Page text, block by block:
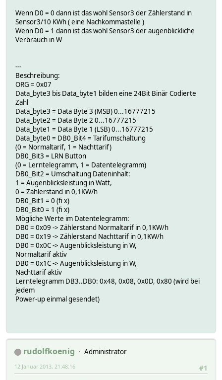
Wenn D0 = 0 dann ist das wohl Sensor3 der Zählerstand in
Sensor3/10 KWh ( eine Nachkommastelle )
Wenn D0 = 1 dann ist das wohl Sensor3 der augenblickliche
Verbrauch in W
---
Beschreibung:
ORG = 0x07
Data_byte3 bis Data_byte1 bilden eine 24Bit Binär Codierte
Zahl
Data_byte3 = Data Byte 3 (MSB) 0...16777215
Data_byte2 = Data Byte 2 0...16777215
Data_byte1 = Data Byte 1 (LSB) 0...16777215
Data_byte0 = DB0_Bit4 = Tarifumschaltung
(0 = Normaltarif, 1 = Nachttarif)
DB0_Bit3 = LRN Button
(0 = Lerntelegramm, 1 = Datentelegramm)
DB0_Bit2 = Umschaltung Dateninhalt:
1 = Augenblicksleistung in Watt,
0 = Zählerstand in 0,1KW/h
DB0_Bit1 = 0 (fi x)
DB0_Bit0 = 1 (fi x)
Mögliche Werte im Datentelegramm:
DB0 = 0x09 -> Zählerstand Normaltarif in 0,1KW/h
DB0 = 0x19 -> Zählerstand Nachttarif in 0,1KW/h
DB0 = 0x0C -> Augenblicksleistung in W,
Normaltarif aktiv
DB0 = 0x1C -> Augenblicksleistung in W,
Nachttarif aktiv
Lerntelegramm DB3..DB0: 0x48, 0x08, 0x0D, 0x80 (wird bei
jedem
Power-up einmal gesendet)
rudolfkoenig
Administrator
#1
12 Januar 2013, 21:48:16